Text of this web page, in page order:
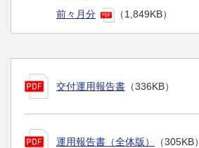
前々月分 （1,849KB）
交付運用報告書 （336KB）
運用報告書（全体版） （305KB）